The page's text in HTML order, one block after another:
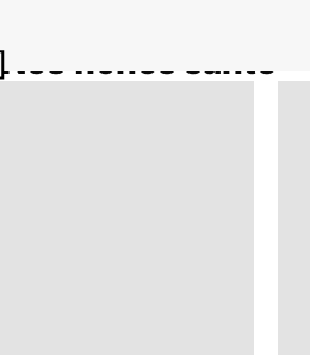
Nos fiches santé